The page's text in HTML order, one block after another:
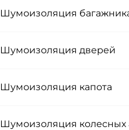
Шумоизоляция
Шумоизоляция дверей
Шумоизоляция капота
Шумоизоляция колесных